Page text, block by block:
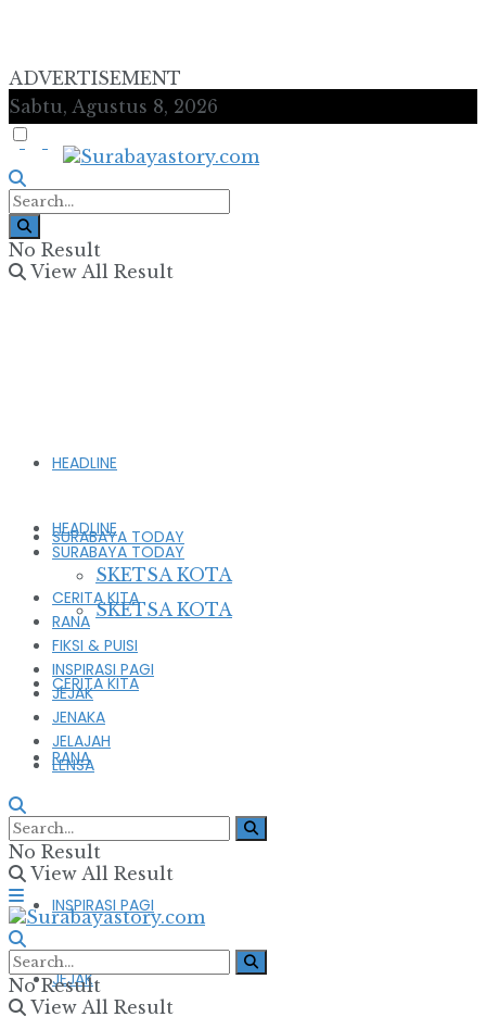
ADVERTISEMENT
Sabtu, Agustus 8, 2026
No Result
View All Result
HEADLINE
SURABAYA TODAY
SKETSA KOTA
CERITA KITA
RANA
FIKSI & PUISI
INSPIRASI PAGI
JEJAK
HEADLINE
SURABAYA TODAY
SKETSA KOTA
CERITA KITA
RANA
FIKSI & PUISI
INSPIRASI PAGI
JEJAK
JENAKA
JELAJAH
LENSA
No Result
View All Result
No Result
View All Result